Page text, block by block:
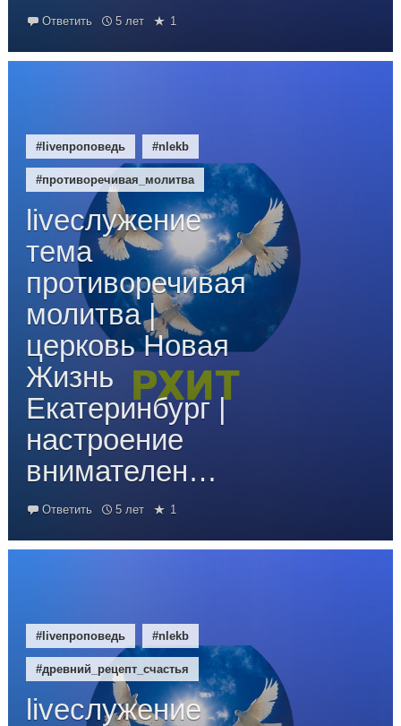
Ответить 5 лет 1
#liveпроповедь #nlekb
#противоречивая_молитва
liveслужение
тема
противоречивая
молитва |
церковь Новая
Жизнь
Екатеринбург |
настроение
внимателен…
Ответить 5 лет 1
#liveпроповедь #nlekb
#древний_рецепт_счастья
liveслужение